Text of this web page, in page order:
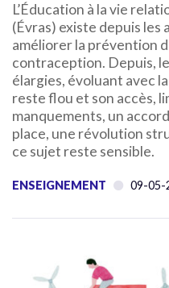
L’Éducation à la vie
(Évras) existe depuis les
améliorer la prévention
contraception. Depuis,
élargies, évoluant avec
reste flou et son accès,
manquements, un
place, une révolution
ce sujet reste sensible.
ENSEIGNEMENT 09-05-